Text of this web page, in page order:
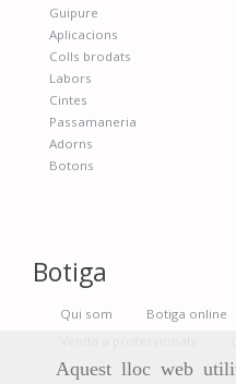
Aquest lloc web
Guipure
Aplicacions
Colls brodats
Labors
Cintes
Passamaneria
Adorns
Botons
Botiga
Qui som Botiga online